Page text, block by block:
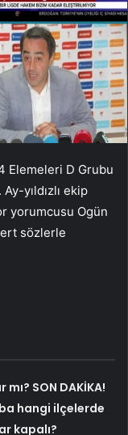
Elemeleri D Grubu
yıldızlı ekip
yorumcusu Ogün
sözlerle
SON DAKİKA!
hangi ilçelerde
kapalı?